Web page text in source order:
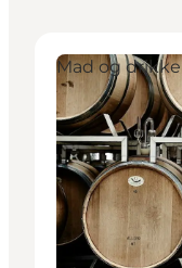
Mad og drikke